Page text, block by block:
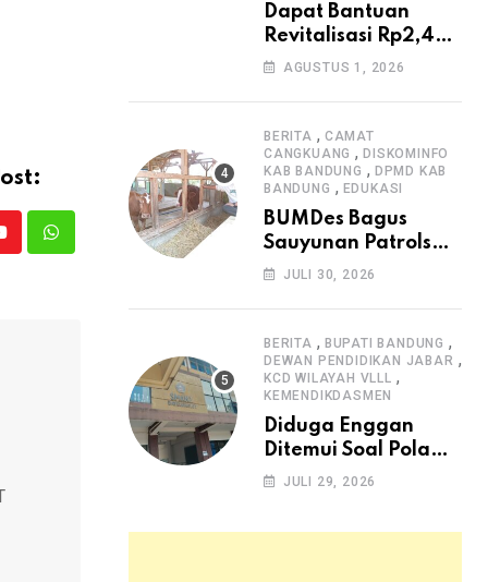
Whatsapp
Dapat Bantuan
Revitalisasi Rp2,4
Miliar, SMPN 1
Masyarakat Sambut
Antusias
AGUSTUS 1, 2026
BERITA , CAMAT
CANGKUANG ,DISKOMINFO
KAB BANDUNG , DPMD KAB
BANDUNG , EDUKASI
BUMDes Bagus
Sauyunan Patrolsari
Alokasikan 20
untuk Ketahanan
Pangan Hewani dan
Nabati
JULI 30, 2026
BERITA , BUPATI BANDUNG ,
DEWAN PENDIDIKAN JABAR ,
KCD WILAYAH VLLL ,
KEMENDIKDASMEN
Diduga Enggan
Ditemui Soal Pola
SPMB, Kepsek SMAN
JULI 29, 2026